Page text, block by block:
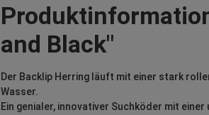
and Black"
Der Backlip Herring läuft mit einer stark
Wasser.
Ein genialer, innovativer Suchköder mit